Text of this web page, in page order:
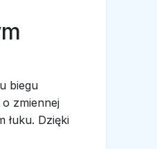
biegu
zmiennej
łuku. Dzięki